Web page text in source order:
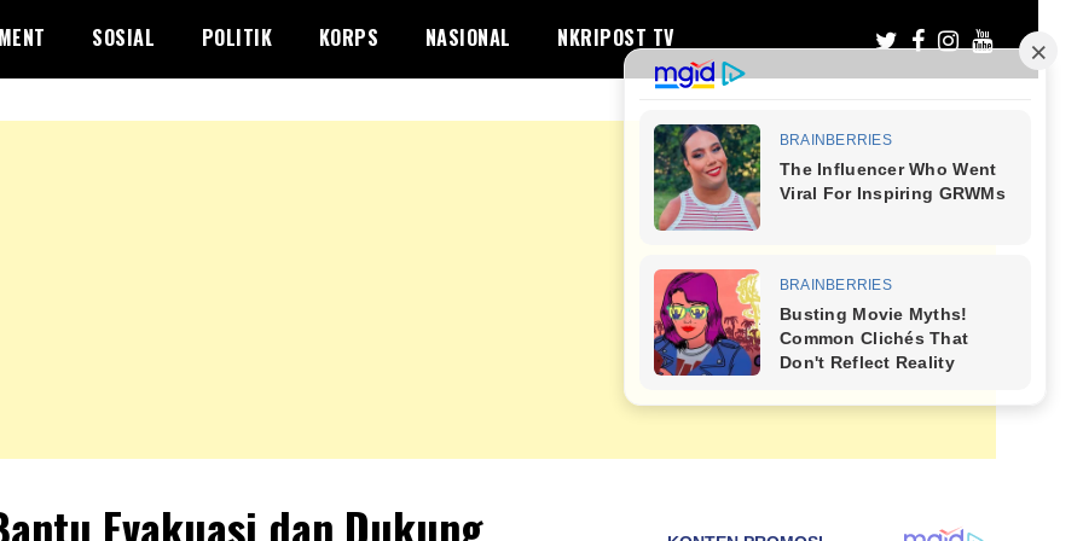
SOSIAL POLITIK KORPS NASIONAL NKRIPOST TV
Evakuasi dan Dukung